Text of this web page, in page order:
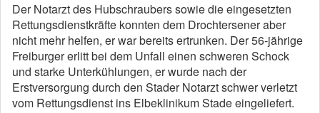
Der Notarzt des Hubschraubers sowie die eingesetzten
Rettungsdienstkräfte konnten dem Drochtersener aber
nicht mehr helfen, er war bereits ertrunken. Der 56-jährige
Freiburger erlitt bei dem Unfall einen schweren Schock
und starke Unterkühlungen, er wurde nach der
Erstversorgung durch den Stader Notarzt schwer verletzt
vom Rettungsdienst ins Elbeklinikum Stade eingeliefert.